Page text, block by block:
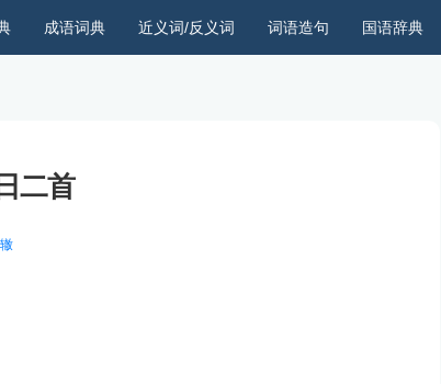
国语辞典
词语造句
近义词/反义词
成语词典
二首